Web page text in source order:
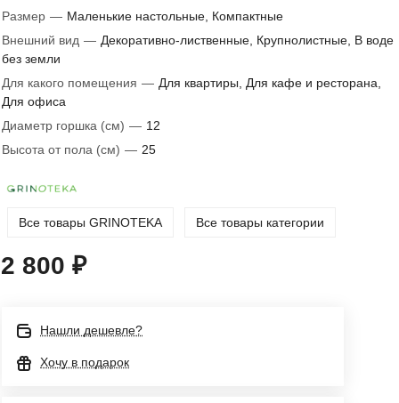
Размер — Маленькие настольные, Компактные
Внешний вид — Декоративно-лиственные, Крупнолистные, В воде
без земли
Для какого помещения — Для квартиры, Для кафе и ресторана,
Для офиса
Диаметр горшка (см) — 12
Высота от пола (см) — 25
Все товары GRINOTEKA Все товары категории
2 800 ₽
Нашли дешевле?
Хочу в подарок